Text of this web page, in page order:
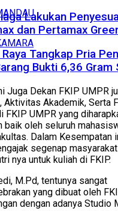
Lakukan
dan Pertamax
Tangkap Pria
Bukti 6,36 Gram
Juga Dekan FKIP UMPR
Aktivitas Akademik, Serta
FKIP UMPR yang
baik oleh seluruh
Dalam Kesempatan
segenap
nya untuk kuliah di FKIP.
M.Pd, tentunya sangat
yang dibuat oleh
dengan adanya Studio